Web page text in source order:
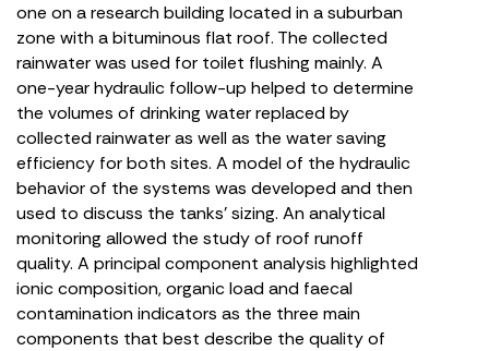
one on a research building located in a suburban
zone with a bituminous flat roof. The collected
rainwater was used for toilet flushing mainly. A
one-year hydraulic follow-up helped to determine
the volumes of drinking water replaced by
collected rainwater as well as the water saving
efficiency for both sites. A model of the hydraulic
behavior of the systems was developed and then
used to discuss the tanks’ sizing. An analytical
monitoring allowed the study of roof runoff
quality. A principal component analysis highlighted
ionic composition, organic load and faecal
contamination indicators as the three main
components that best describe the quality of